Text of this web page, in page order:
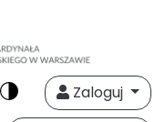
Zaloguj